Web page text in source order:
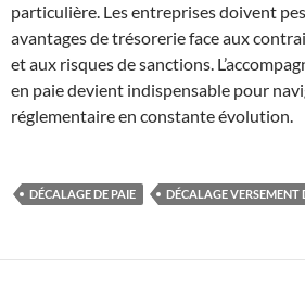
particulière. Les entreprises doivent
avantages de trésorerie face aux
et aux risques de sanctions.
en paie devient indispensable pour
réglementaire en constante évolution.
DÉCALAGE DE PAIE DÉCALAGE VERSEMENT